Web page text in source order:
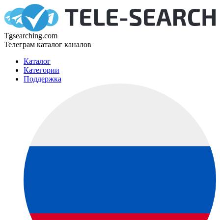
Tgsearching.com
Телеграм каталог каналов
Каталог
Категории
Поддержка